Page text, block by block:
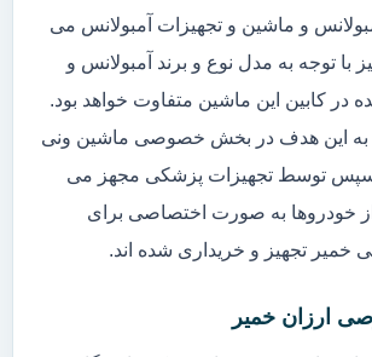
و ماشین و تجهیزات آمبولانس می
با توجه به مدل نوع و برند آمبولانس و
در کابین این ماشین متفاوت خواهد بود.
به این هدف در بخش خصوصی ماشین ونی
توسط تجهیزات پزشکی مجهز می
خودروها به صورت اختصاصی برای
خمیر تجهیز و خریداری شده اند.
ارزان خمیر